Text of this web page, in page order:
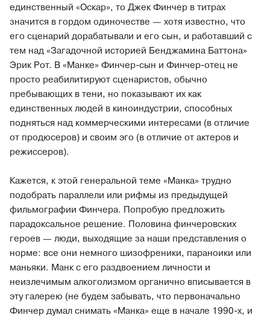
единственный «Оскар», то Джек Финчер в титрах
значится в гордом одиночестве — хотя известно, что
его сценарий дорабатывали и его сын, и работавший с
тем над «Загадочной историей Бенджамина Баттона»
Эрик Рот. В «Манке» Финчер-сын и Финчер-отец не
просто реабилитируют сценаристов, обычно
пребывающих в тени, но показывают их как
единственных людей в киноиндустрии, способных
подняться над коммерческими интересами (в отличие
от продюсеров) и своим эго (в отличие от актеров и
режиссеров).
Кажется, к этой генеральной теме «Манка» трудно
подобрать параллели или рифмы из предыдущей
фильмографии Финчера. Попробую предложить
парадоксальное решение. Половина финчеровских
героев — люди, выходящие за наши представления о
норме: все они немного шизофреники, параноики или
маньяки. Манк с его раздвоением личности и
неизлечимым алкоголизмом органично вписывается в
эту галерею (не будем забывать, что первоначально
Финчер думал снимать «Манка» еще в начале 1990-х, и